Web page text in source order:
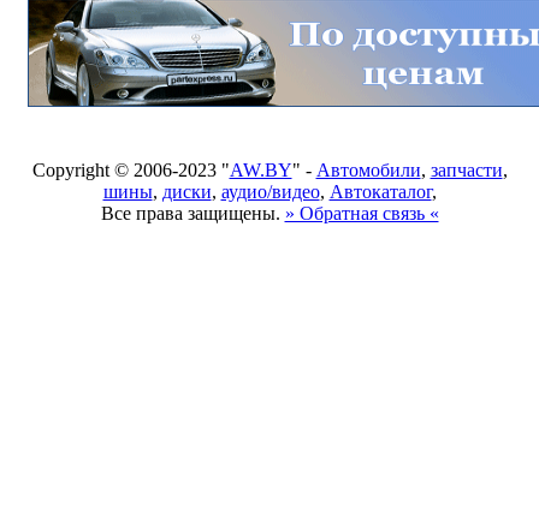
Copyright © 2006-2023 "AW.BY" - Автомобили, запчасти,
шины, диски, аудио/видео, Автокаталог,
Все права защищены. » Обратная связь «